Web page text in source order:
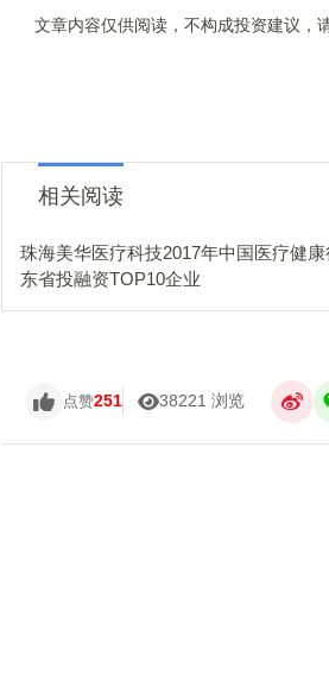
文章内容仅供阅读，不构成投资建议，
相关阅读
珠海美华医疗科技2017年中国医疗健
东省投融资TOP10企业
点赞251 38221 浏览